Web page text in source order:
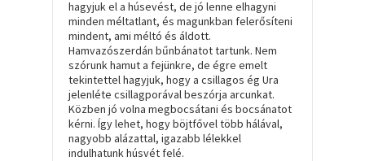
hagyjuk el a húsevést, de jó lenne elhagyni
minden méltatlant, és magunkban felerősíteni
mindent, ami méltó és áldott.
Hamvazószerdán bűnbánatot tartunk. Nem
szórunk hamut a fejünkre, de égre emelt
tekintettel hagyjuk, hogy a csillagos ég Ura
jelenléte csillagporával beszórja arcunkat.
Közben jó volna megbocsátani és bocsánatot
kérni. Így lehet, hogy böjtfővel több hálával,
nagyobb alázattal, igazabb lélekkel
indulhatunk húsvét felé.